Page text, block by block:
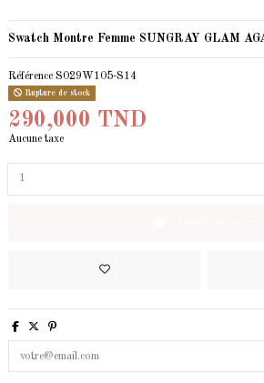
Swatch Montre Femme SUNGRAY GLAM
Référence S029W105-S14
Rupture de stock
290,000 TND
Aucune taxe